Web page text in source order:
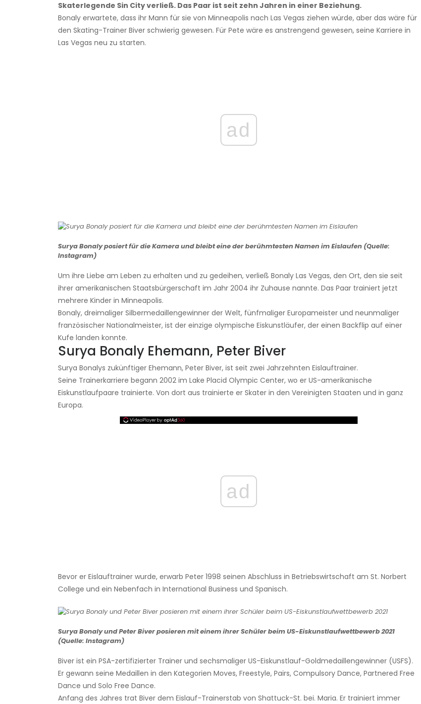
Skaterlegende Sin City verließ. Das Paar ist seit zehn Jahren in einer Beziehung.
Bonaly erwartete, dass ihr Mann für sie von Minneapolis nach Las Vegas ziehen würde, aber das wäre für
den Skating-Trainer Biver schwierig gewesen. Für Pete wäre es anstrengend gewesen, seine Karriere in
Las Vegas neu zu starten.
ad
Surya Bonaly posiert für die Kamera und bleibt eine der berühmtesten Namen im Eislaufen (Quelle:
Instagram)
Um ihre Liebe am Leben zu erhalten und zu gedeihen, verließ Bonaly Las Vegas, den Ort, den sie seit
ihrer amerikanischen Staatsbürgerschaft im Jahr 2004 ihr Zuhause nannte. Das Paar trainiert jetzt
mehrere Kinder in Minneapolis.
Bonaly, dreimaliger Silbermedaillengewinner der Welt, fünfmaliger Europameister und neunmaliger
französischer Nationalmeister, ist der einzige olympische Eiskunstläufer, der einen Backflip auf einer
Kufe landen konnte.
Surya Bonaly Ehemann, Peter Biver
Surya Bonalys zukünftiger Ehemann, Peter Biver, ist seit zwei Jahrzehnten Eislauftrainer.
Seine Trainerkarriere begann 2002 im Lake Placid Olympic Center, wo er US-amerikanische
Eiskunstlaufpaare trainierte. Von dort aus trainierte er Skater in den Vereinigten Staaten und in ganz
Europa.
ad
Bevor er Eislauftrainer wurde, erwarb Peter 1998 seinen Abschluss in Betriebswirtschaft am St. Norbert
College und ein Nebenfach in International Business und Spanisch.
Surya Bonaly und Peter Biver posieren mit einem ihrer Schüler beim US-Eiskunstlaufwettbewerb 2021
(Quelle: Instagram)
Biver ist ein PSA-zertifizierter Trainer und sechsmaliger US-Eiskunstlauf-Goldmedaillengewinner (USFS).
Er gewann seine Medaillen in den Kategorien Moves, Freestyle, Pairs, Compulsory Dance, Partnered Free
Dance und Solo Free Dance.
Anfang des Jahres trat Biver dem Eislauf-Trainerstab von Shattuck-St. bei. Maria. Er trainiert immer